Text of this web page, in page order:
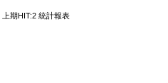
上期HIT:2 統計報表